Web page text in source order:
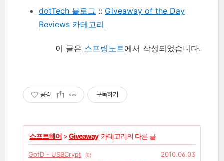
dotTech 블로그 :: Giveaway of the Day
Reviews 카테고리
이 글은 스프링노트에서 작성되었습니다.
공감 구독하기
'소프트웨어 >Giveaway' 카테고리의 다른 글
GotD - USBCrypt (0)
2010.06.03